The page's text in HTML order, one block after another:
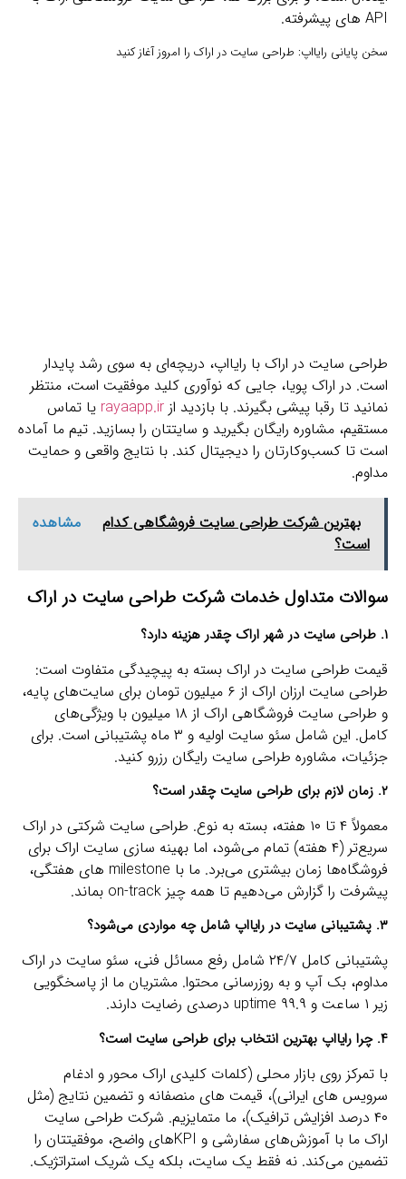
API های پیشرفته.
سخن پایانی رایااپ: طراحی سایت در اراک را امروز آغاز کنید
طراحی سایت در اراک با رایااپ، دریچه‌ای به سوی رشد پایدار
است. در اراک پویا، جایی که نوآوری کلید موفقیت است، منتظر
نمانید تا رقبا پیشی بگیرند. با بازدید از rayaapp.ir یا تماس
مستقیم، مشاوره رایگان بگیرید و سایتتان را بسازید. تیم ما آماده
است تا کسب‌وکارتان را دیجیتال کند. با نتایج واقعی و حمایت
مداوم.
مشاهده
بهترین شرکت طراحی سایت فروشگاهی کدام
است؟
سوالات متداول خدمات شرکت طراحی سایت در اراک
۱. طراحی سایت در شهر اراک چقدر هزینه دارد؟
قیمت طراحی سایت در اراک بسته به پیچیدگی متفاوت است:
طراحی سایت ارزان اراک از ۶ میلیون تومان برای سایت‌های پایه،
و طراحی سایت فروشگاهی اراک از ۱۸ میلیون با ویژگی‌های
کامل. این شامل سئو سایت اولیه و ۳ ماه پشتیبانی است. برای
جزئیات، مشاوره طراحی سایت رایگان رزرو کنید.
۲. زمان لازم برای طراحی سایت چقدر است؟
معمولاً ۴ تا ۱۰ هفته، بسته به نوع. طراحی سایت شرکتی در اراک
سریع‌تر (۴ هفته) تمام می‌شود، اما بهینه سازی سایت اراک برای
فروشگاه‌ها زمان بیشتری می‌برد. ما با milestone های هفتگی،
پیشرفت را گزارش می‌دهیم تا همه چیز on-track بماند.
۳. پشتیبانی سایت در رایااپ شامل چه مواردی می‌شود؟
پشتیبانی کامل ۲۴/۷ شامل رفع مسائل فنی، سئو سایت در اراک
مداوم، بک‌ آپ و به‌ روزرسانی محتوا. مشتریان ما از پاسخگویی
زیر ۱ ساعت و uptime ۹۹.۹ درصدی رضایت دارند.
۴. چرا رایااپ بهترین انتخاب برای طراحی سایت است؟
با تمرکز روی بازار محلی (کلمات کلیدی اراک‌ محور و ادغام
سرویس‌ های ایرانی)، قیمت‌ های منصفانه و تضمین نتایج (مثل
۴۰ درصد افزایش ترافیک)، ما متمایزیم. شرکت طراحی سایت
اراک ما با آموزش‌های سفارشی و KPIهای واضح، موفقیتتان را
تضمین می‌کند. نه فقط یک سایت، بلکه یک شریک استراتژیک.